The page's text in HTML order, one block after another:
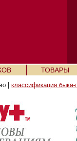
ТОВАРЫ
|классификация